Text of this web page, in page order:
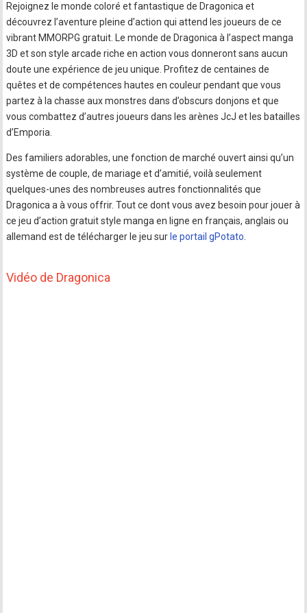
Rejoignez le monde coloré et fantastique de Dragonica et
découvrez l’aventure pleine d’action qui attend les joueurs de ce
vibrant MMORPG gratuit. Le monde de Dragonica à l’aspect manga
3D et son style arcade riche en action vous donneront sans aucun
doute une expérience de jeu unique. Profitez de centaines de
quêtes et de compétences hautes en couleur pendant que vous
partez à la chasse aux monstres dans d’obscurs donjons et que
vous combattez d’autres joueurs dans les arènes JcJ et les batailles
d’Emporia.
Des familiers adorables, une fonction de marché ouvert ainsi qu’un
système de couple, de mariage et d’amitié, voilà seulement
quelques-unes des nombreuses autres fonctionnalités que
Dragonica a à vous offrir. Tout ce dont vous avez besoin pour jouer à
ce jeu d’action gratuit style manga en ligne en français, anglais ou
allemand est de télécharger le jeu sur le portail gPotato
Vidéo de Dragonica